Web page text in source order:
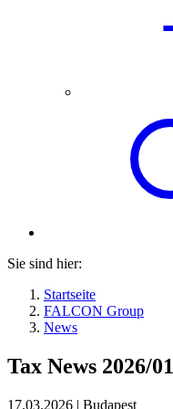
Sie sind hier:
Startseite
FALCON Group
News
Tax News 2026/01
17.03.2026 | Budapest